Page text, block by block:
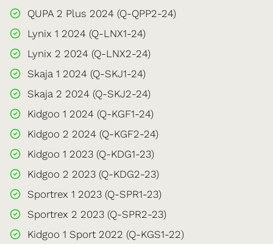
QUPA 2 Plus 2024 (Q-QPP2-24)
Lynix 1 2024 (Q-LNX1-24)
Lynix 2 2024 (Q-LNX2-24)
Skaja 1 2024 (Q-SKJ1-24)
Skaja 2 2024 (Q-SKJ2-24)
Kidgoo 1 2024 (Q-KGF1-24)
Kidgoo 2 2024 (Q-KGF2-24)
Kidgoo 1 2023 (Q-KDG1-23)
Kidgoo 2 2023 (Q-KDG2-23)
Sportrex 1 2023 (Q-SPR1-23)
Sportrex 2 2023 (Q-SPR2-23)
Kidgoo 1 Sport 2022 (Q-KGS1-22)